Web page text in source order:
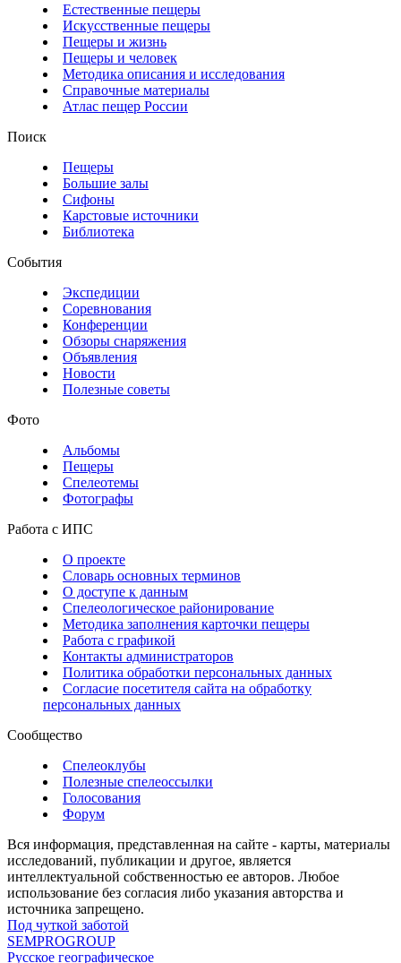
Естественные пещеры
Искусственные пещеры
Пещеры и жизнь
Пещеры и человек
Методика описания и исследования
Справочные материалы
Атлас пещер России
Поиск
Пещеры
Большие залы
Сифоны
Карстовые источники
Библиотека
События
Экспедиции
Соревнования
Конференции
Обзоры снаряжения
Объявления
Новости
Полезные советы
Фото
Альбомы
Пещеры
Спелеотемы
Фотографы
Работа с ИПС
О проекте
Словарь основных терминов
О доступе к данным
Спелеологическое районирование
Методика заполнения карточки пещеры
Работа с графикой
Контакты администраторов
Политика обработки персональных данных
Согласие посетителя сайта на обработку
персональных данных
Сообщество
Спелеоклубы
Полезные спелеоссылки
Голосования
Форум
Вся информация, представленная на сайте - карты, материалы
исследований, публикации и другое, является
интеллектуальной собственностью ее авторов. Любое
использование без согласия либо указания авторства и
источника запрещено.
Под чуткой заботой
SEMPROGROUP
Русское географическое